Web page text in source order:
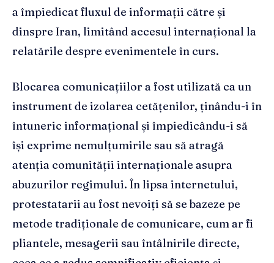
a împiedicat fluxul de informații către și
dinspre Iran, limitând accesul internațional la
relatările despre evenimentele în curs.
Blocarea comunicațiilor a fost utilizată ca un
instrument de izolarea cetățenilor, ținându-i în
întuneric informațional și împiedicându-i să
își exprime nemulțumirile sau să atragă
atenția comunității internaționale asupra
abuzurilor regimului. În lipsa internetului,
protestatarii au fost nevoiți să se bazeze pe
metode tradiționale de comunicare, cum ar fi
pliantele, mesagerii sau întâlnirile directe,